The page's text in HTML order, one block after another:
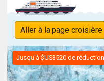
Aller à la page croisière
Jusqu'à $US3520 de réduction